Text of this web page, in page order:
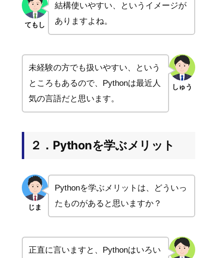
てもし
結構使いやすい、というイメージが
ありますよね。
しゅう
未経験の方でも扱いやすい、という
ところもあるので、Pythonは最近人
気の言語だと思います。
２．Pythonを学ぶメリット
じま
Pythonを学ぶメリットは、どういっ
たものがあると思いますか？
正直に言いますと、Pythonはいろい